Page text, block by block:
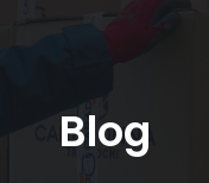
HOME DELIVERY
ART MOVERS
Blog